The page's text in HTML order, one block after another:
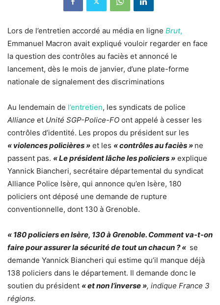
Lors de l’entretien accordé au média en ligne Brut,
Emmanuel Macron avait expliqué vouloir regarder en face
la question des contrôles au faciès et annoncé le
lancement, dès le mois de janvier, d’une plate-forme
nationale de signalement des discriminations
Au lendemain de l’entretien, les syndicats de police
Alliance et Unité SGP-Police-FO ont appelé à cesser les
contrôles d’identité. Les propos du président sur les
« violences policières » et les « contrôles au faciès » ne
passent pas. « Le président lâche les policiers » explique
Yannick Biancheri, secrétaire départemental du syndicat
Alliance Police Isère, qui annonce qu’en Isère, 180
policiers ont déposé une demande de rupture
conventionnelle, dont 130 à Grenoble.
« 180 policiers en Isère, 130 à Grenoble. Comment va-t-on
faire pour assurer la sécurité de tout un chacun ? « se
demande Yannick Biancheri qui estime qu’il manque déjà
138 policiers dans le département. Il demande donc le
soutien du président « et non l’inverse », indique France 3
régions.